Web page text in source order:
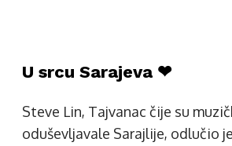
U srcu Sarajeva ❤
Steve Lin, Tajvanac čije su
oduševljavale Sarajlije, odlučio